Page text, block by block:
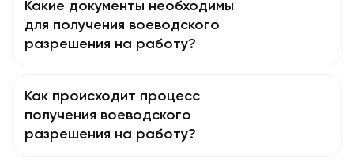
Какие документы необходимы
для получения воеводского
разрешения на работу?
Как происходит процесс
получения воеводского
разрешения на работу?